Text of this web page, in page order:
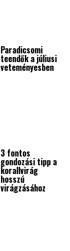
Paradicsomi
teendők a júliusi
veteményesben
3 fontos
gondozási tipp a
korallvirág
hosszú
virágzásához